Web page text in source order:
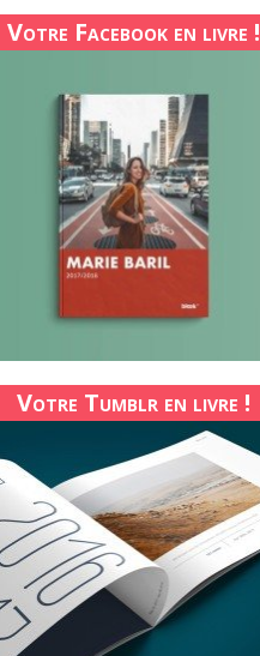
Votre Facebook en livre !
Votre Tumblr en livre !